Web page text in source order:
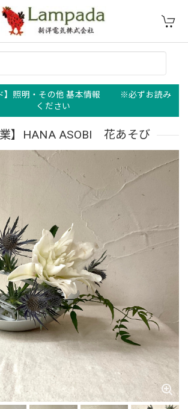
ド】照明・その他 基本情報 ※必ずお読み
ください
業】HANA ASOBI 花あそび